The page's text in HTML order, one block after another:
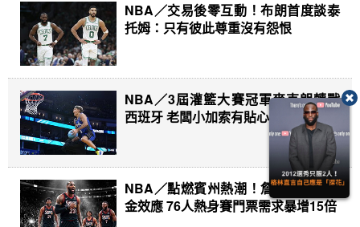
NBA／交易後零互動！布朗首度談泰
托姆：只有彼此尊重沒有怨恨
NBA／3屆灌籃大賽冠軍麥克朗轉戰
西班牙 老闆小加索有貼心舉動
NBA／點燃賓州熱潮！詹姆斯恐怖吸
金效應 76人熱身賽門票需求暴增15倍